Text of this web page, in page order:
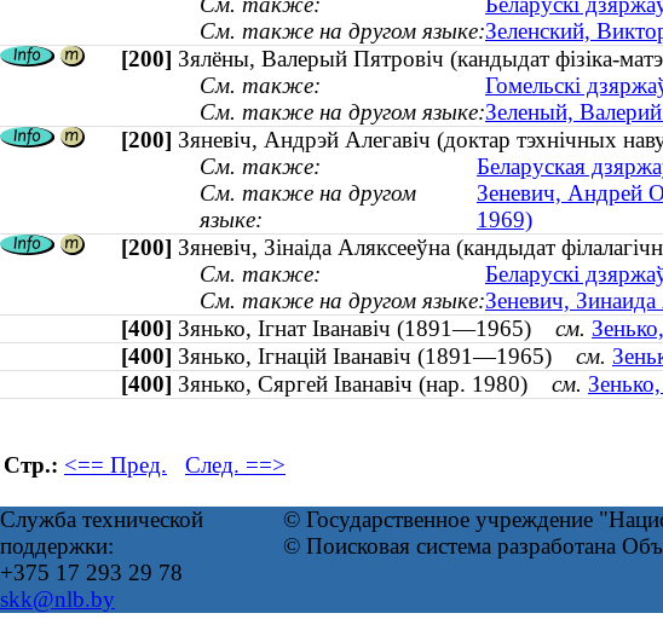
См. также на другом языке:Зеленский,
[200] Зялёны, Валерый Пятровіч (кандыдат фізіка-
См. также:
Гомельскі
См. также на другом языке:Зеленый,
[200] Зяневіч, Андрэй Алегавіч (доктар тэхнічных
См. также:
Беларуская
См. также на другом
языке:
Зеневич, Андрей
1969)
[200] Зяневіч, Зінаіда Аляксееўна (кандыдат
См. также:
Беларускі
См. также на другом языке:Зеневич,
[400] Зянько, Ігнат Іванавіч (1891—1965) см.
[400] Зянько, Ігнацій Іванавіч (1891—1965) см.
[400] Зянько, Сяргей Іванавіч (нар. 1980) см.
Стр.: <== Пред. След. ==>
Служба технической
поддержки:
+375 17 293 29 78
skk@nlb.by
© Государственное учреждение
© Поисковая система разработана